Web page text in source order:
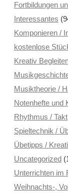
Fortbildungen
Interessantes
Komponieren /
kostenlose
Kreativ
Musiktheorie /
Notenhefte und
Rhythmus / Takt
Spieltechnik /
Übetipps /
Uncategorized
Unterrichten im
Weihnachts-,